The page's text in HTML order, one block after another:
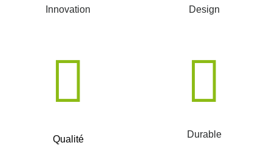
Innovation Design
Qualité Durable